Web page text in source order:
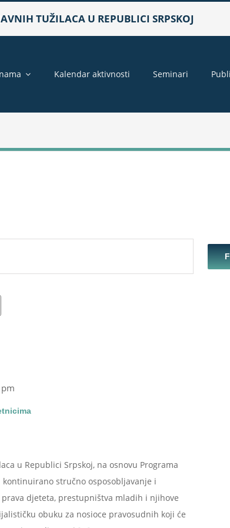
TUŽILACA U REPUBLICI SRPSKOJ
Kalendar aktivnosti Seminari
u Republici Srpskoj, na osnovu Programa
stručno osposobljavanje i
djeteta, prestupništva mladih i njihove
obuku za nosioce pravosudnih koji će